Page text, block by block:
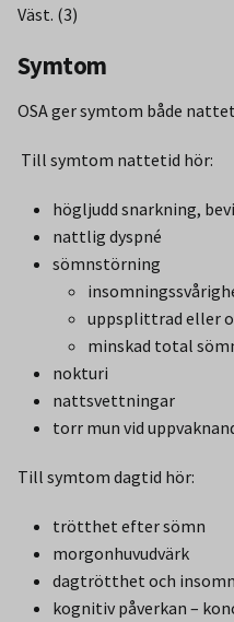
Väst. (3)
Symtom
OSA ger symtom både
Till symtom nattetid hör:
högljudd snarkning,
nattlig dyspné
sömnstörning
uppsplittrad eller
minskad total
nokturi
nattsvettningar
torr mun vid
Till symtom dagtid hör:
trötthet efter sömn
morgonhuvudvärk
dagtrötthet och
kognitiv påverkan –